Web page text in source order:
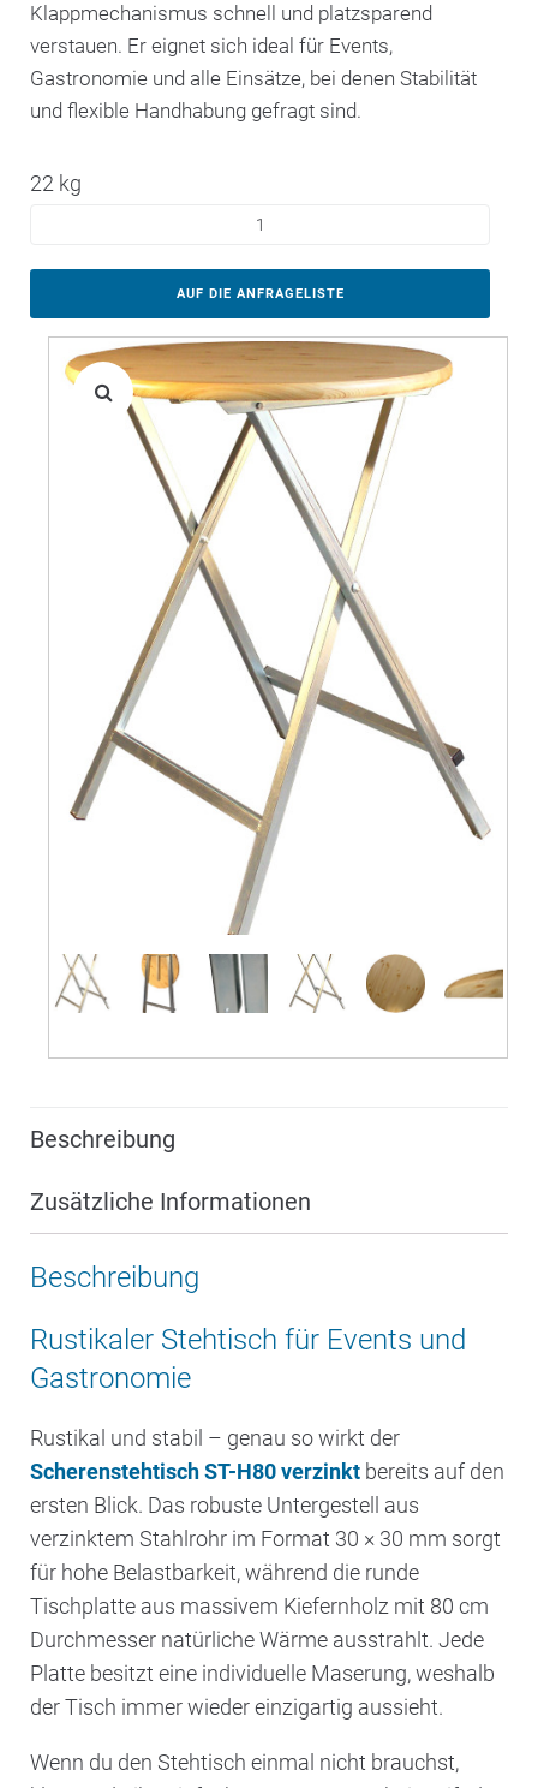
Klappmechanismus schnell und platzsparend
verstauen. Er eignet sich ideal für Events,
Gastronomie und alle Einsätze, bei denen Stabilität
und flexible Handhabung gefragt sind.
22 kg
AUF DIE ANFRAGELISTE
Beschreibung
Zusätzliche Informationen
Beschreibung
Rustikaler Stehtisch für Events und
Gastronomie
Rustikal und stabil – genau so wirkt der
Scherenstehtisch ST-H80 verzinkt bereits auf den
ersten Blick. Das robuste Untergestell aus
verzinktem Stahlrohr im Format 30 × 30 mm sorgt
für hohe Belastbarkeit, während die runde
Tischplatte aus massivem Kiefernholz mit 80 cm
Durchmesser natürliche Wärme ausstrahlt. Jede
Platte besitzt eine individuelle Maserung, weshalb
der Tisch immer wieder einzigartig aussieht.
Wenn du den Stehtisch einmal nicht brauchst,